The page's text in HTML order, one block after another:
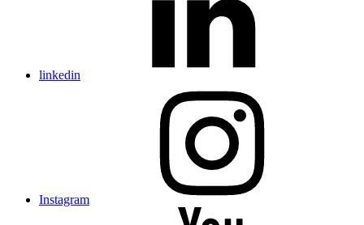
linkedin
Instagram